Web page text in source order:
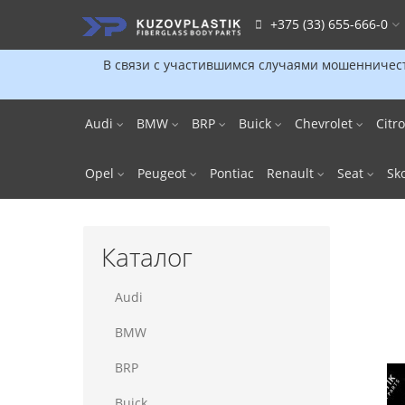
В связи с участившимся случаями
+375 (33) 655-666-0
Audi BMW BRP Buick Chevrolet
Opel Peugeot Pontiac Renault Seat
Каталог
Audi
BMW
BRP